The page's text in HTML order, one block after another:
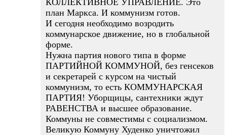
КОЛЛЕКТИВНОЕ УПРАВЛЕНИЕ. Это
план Маркса. И коммунизм готов.
И сегодня необходимо возродить
коммунарское движение, но в глобальной
форме.
Нужна партия нового типа в форме
ПАРТИЙНОЙ КОММУНОЙ, без генсеков
и секретарей с курсом на чистый
коммунизм, то есть КОММУНАРСКАЯ
ПАРТИЯ! Уборщицы, сантехники ждут
РАВЕНСТВА и высшее образование.
Коммуны не совместимы с социализмом.
Великую Коммуну Худенко уничтожил